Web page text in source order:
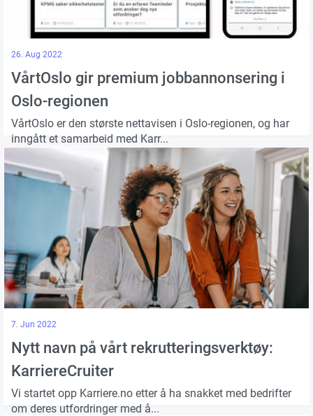
26. Aug 2022
VårtOslo gir premium jobbannonsering i
Oslo-regionen
VårtOslo er den største nettavisen i Oslo-regionen, og har
inngått et samarbeid med Karr...
7. Jun 2022
Nytt navn på vårt rekrutteringsverktøy:
KarriereCruiter
Vi startet opp Karriere.no etter å ha snakket med bedrifter
om deres utfordringer med å...